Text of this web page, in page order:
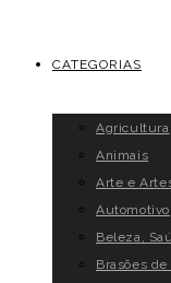
CATEGORIAS
Agricultura
Animais
Arte e
Automotivo
Beleza,
Brasões